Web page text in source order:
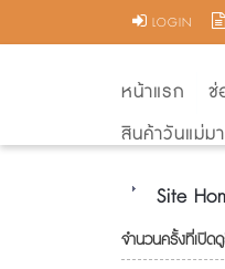
LOGIN
หน้าแรก ช่
สินค้าวันแม่ม
Site
จำนวนครั้งที่เปิด